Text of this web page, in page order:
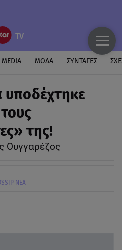
MEDIA ΜΟΔΑ ΣΥΝΤΑΓΕΣ
της!
Ουγγαρέζος
ΝΕΑ